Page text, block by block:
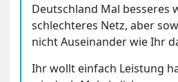
Deutschland Mal besseres
schlechteres Netz, aber
nicht Auseinander wie Ihr
Ihr wollt einfach Leistung